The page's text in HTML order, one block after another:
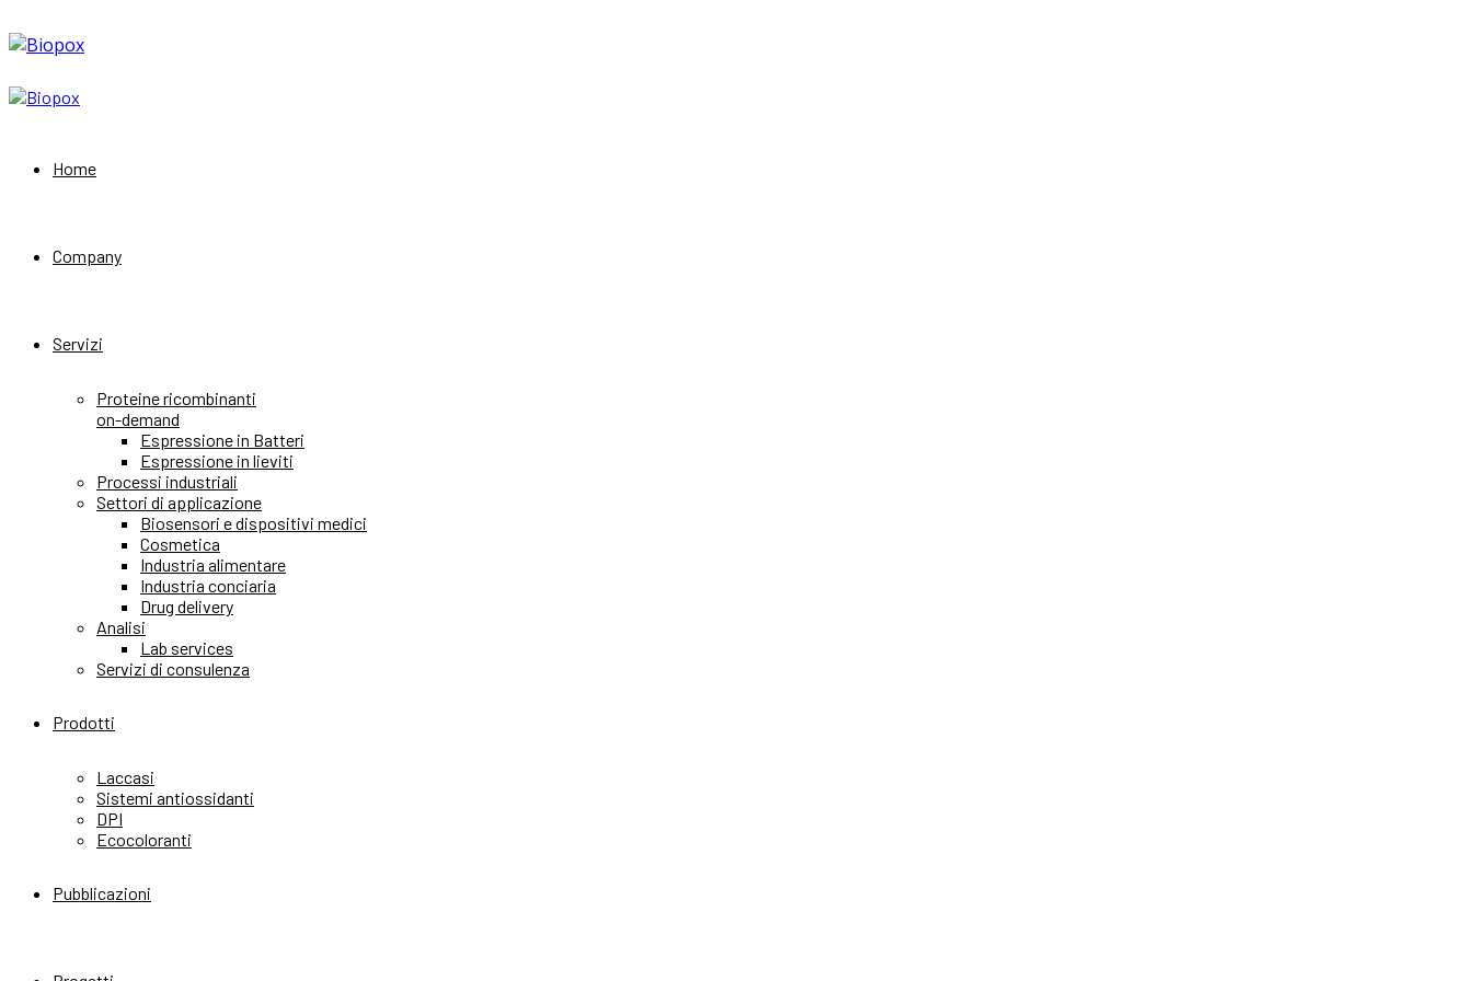
Home
Company
Servizi
Proteine ricombinanti
on-demand
Espressione in Batteri
Espressione in lieviti
Processi industriali
Settori di applicazione
Biosensori e dispositivi medici
Cosmetica
Industria alimentare
Industria conciaria
Drug delivery
Analisi
Lab services
Servizi di consulenza
Prodotti
Laccasi
Sistemi antiossidanti
DPI
Ecocoloranti
Pubblicazioni